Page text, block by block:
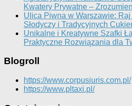
Kwatery Prywatne –
Ulica Piwna w Warszawie: Raj
Słodyczy i Tradycyjnych
Unikalne i Kreatywne Szafki
Praktyczne Rozwiązania dla
Blogroll
https://www.corpusiuris.com.pl/
https://www.pltaxi.pl/